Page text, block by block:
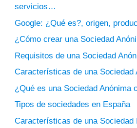
servicios…
Google: ¿Qué es?, origen,
¿Cómo crear una Sociedad
Requisitos de una Sociedad
Características de una Sociedad
¿Qué es una Sociedad Anónima
Tipos de sociedades en España
Características de una Sociedad